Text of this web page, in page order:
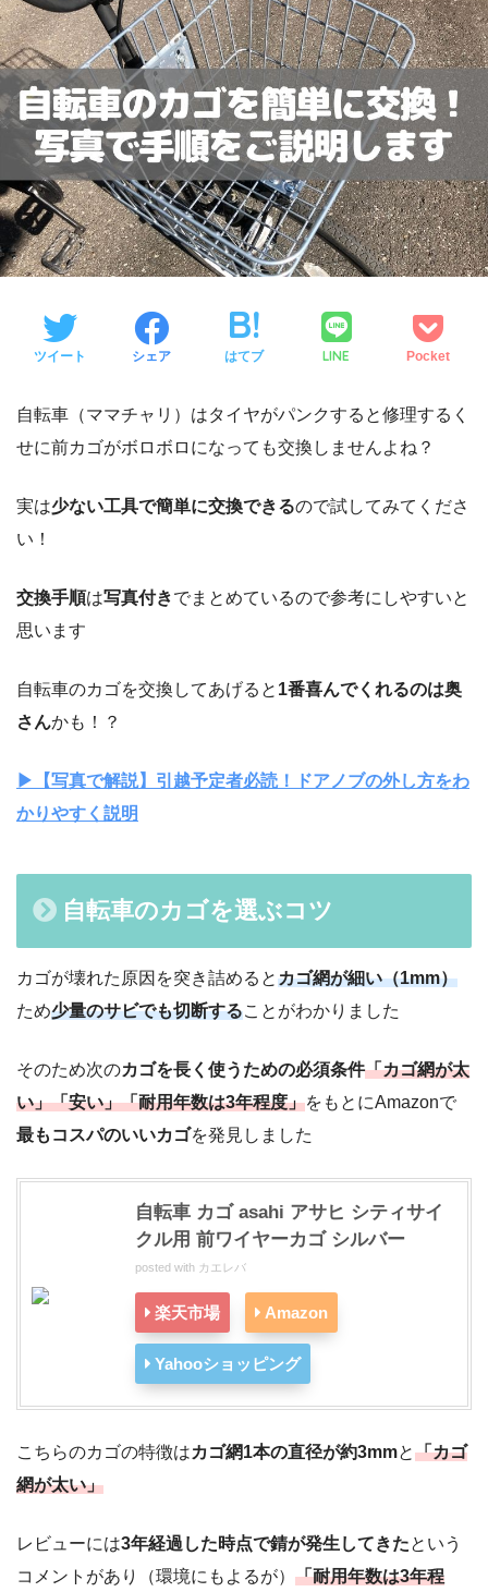
ツイート シェア はてブ LINE Pocket
自転車（ママチャリ）はタイヤがパンクすると修理するく
せに前カゴがボロボロになっても交換しませんよね？
実は少ない工具で簡単に交換できるので試してみてくださ
い！
交換手順は写真付きでまとめているので参考にしやすいと
思います
自転車のカゴを交換してあげると 1番喜んでくれるのは奥
さんかも！？
▶︎【写真で解説】引越予定者必読！ドアノブの外し方をわ
かりやすく説明
自転車のカゴを選ぶコツ
カゴが壊れた原因を突き詰めるとカゴ網が細い（1mm）
ため少量のサビでも切断することがわかりました
そのため次のカゴを長く使うための必須条件「カゴ網が太
い」「安い」「耐用年数は3年程度」をもとにAmazonで
最もコスパのいいカゴを発見しました
自転車 カゴ asahi アサヒ シティサイ
クル用 前ワイヤーカゴ シルバー
posted with カエレバ
楽天市場 Amazon
Yahooショッピング
こちらのカゴの特徴はカゴ網1本の直径が約3mmと「カゴ
網が太い」
レビューには3年経過した時点で錆が発生してきたという
コメントがあり（環境にもよるが） 「耐用年数は3年程